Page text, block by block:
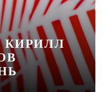
ЧЕЛОВЕК ОСОБЕННЫЙ
КУЛЬТ ЕДЫ
АФИША
КИРИЛЛ